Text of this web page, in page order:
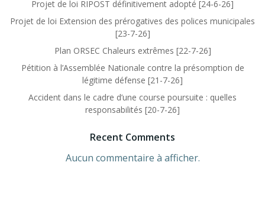
Projet de loi RIPOST définitivement adopté [24-6-26]
Projet de loi Extension des prérogatives des polices municipales
[23-7-26]
Plan ORSEC Chaleurs extrêmes [22-7-26]
Pétition à l’Assemblée Nationale contre la présomption de
légitime défense [21-7-26]
Accident dans le cadre d’une course poursuite : quelles
responsabilités [20-7-26]
Recent Comments
Aucun commentaire à afficher.